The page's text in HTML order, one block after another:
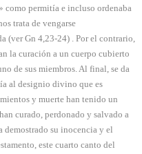
como permitía e incluso ordenaba
trata de vengarse
(ver Gn 4,23-24) . Por el contrario,
la curación a un cuerpo cubierto
de sus miembros. Al final, se da
al designio divino que es
y muerte han tenido un
curado, perdonado y salvado a
su inocencia y el
este cuarto canto del